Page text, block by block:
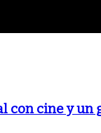
con cine y un